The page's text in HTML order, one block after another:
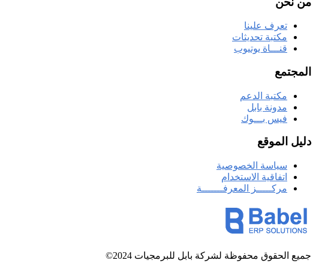
تعرف علينا
مكتبة تحديثات
قنـــاة يوتيوب
المجتمع
مكتبة الدعم
مدونة بابل
فيس بـــوك
دليل الموقع
سياسة الخصوصية
اتفاقية الاستخدام
مركـــــز المعرفـــــــة
جميع الحقوق محفوظة لشركة بابل للبرمجيات 2024©